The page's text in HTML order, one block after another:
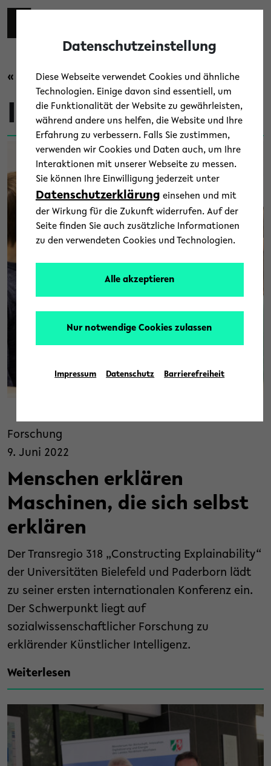
Skip to main content
« Zurück zur Übersicht
Informatik
Forschung
9. Juni 2022
Menschen erklären
Maschinen, die sich selbst
erklären
Der Transregio 318 „Constructing Explainability“
der Universitäten Bielefeld und Paderborn lädt
zu seiner ersten internationalen Konferenz ein.
Der Schwerpunkt liegt auf
sozialwissenschaftlicher Forschung zu
erklärender Künstlicher Intelligenz.
Weiterlesen
Datenschutzeinstellung
Diese Webseite verwendet Cookies und ähnliche
Technologien. Einige davon sind essentiell, um
die Funktionalität der Website zu gewährleisten,
während andere uns helfen, die Website und Ihre
Erfahrung zu verbessern. Falls Sie zustimmen,
verwenden wir Cookies und Daten auch, um Ihre
Interaktionen mit unserer Webseite zu messen.
Sie können Ihre Einwilligung jederzeit unter
Datenschutzerklärung einsehen und mit
der Wirkung für die Zukunft widerrufen. Auf der
Seite finden Sie auch zusätzliche Informationen
zu den verwendeten Cookies und Technologien.
Alle akzeptieren
Nur notwendige Cookies zulassen
Impressum Datenschutz Barrierefreiheit